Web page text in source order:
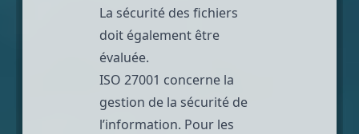
La sécurité des fichiers
doit également être
évaluée.
ISO 27001 concerne la
gestion de la sécurité de
l’information. Pour les